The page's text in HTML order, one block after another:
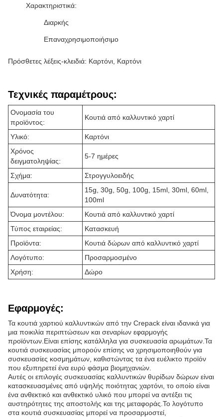
Χαρακτηριστικά:
Διαρκής
Επαναχρησιμοποιήσιμο
Πρόσθετες λέξεις-κλειδιά: Καρτόνι, Καρτόνι
Τεχνικές παραμέτρους:
Ονομασία του
προϊόντος:
Κουτιά από καλλυντικό χαρτί
Υλικό:
Καρτόνι
Χρόνος
δειγματοληψίας:
5-7 ημέρες
Σχήμα: Στρογγυλοειδής
Δυνατότητα:
15g, 30g, 50g, 100g, 15ml, 30ml, 60ml,
100ml
Όνομα μοντέλου:
Κουτιά από καλλυντικό χαρτί
Τύπος εταιρείας:
Κατασκευή
Προϊόντα:
Κουτιά δώρων από καλλυντικό χαρτί
Λογότυπο:
Προσαρμοσμένο
Χρήση:
Δώρο
Εφαρμογές:
Τα κουτιά χαρτιού καλλυντικών από την Crepack είναι ιδανικά για
μια ποικιλία περιπτώσεων και σεναρίων εφαρμογής
προϊόντων.Είναι επίσης κατάλληλα για συσκευασία αρωμάτων.Τα
κουτιά συσκευασίας μπορούν επίσης να χρησιμοποιηθούν για
συσκευασίες κοσμημάτων, καθιστώντας τα ένα ευέλικτο προϊόν
που εξυπηρετεί ένα ευρύ φάσμα βιομηχανιών.
Αυτές οι επιλογές συσκευασίας καλλυντικών θυρίδων δώρων είναι
κατασκευασμένες από υψηλής ποιότητας χαρτόνι, το οποίο είναι
ένα ανθεκτικό και ανθεκτικό υλικό που μπορεί να αντέξει τις
αυστηρότητες της αποστολής και της μεταφοράς.Το λογότυπο
στα κουτιά συσκευασίας μπορεί να προσαρμοστεί,